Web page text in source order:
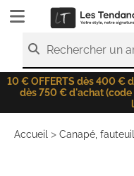
Rechercher un
10 € OFFERTS dès 400 €
dès 750 € d'achat (code
Accueil > Canapé, fauteuil